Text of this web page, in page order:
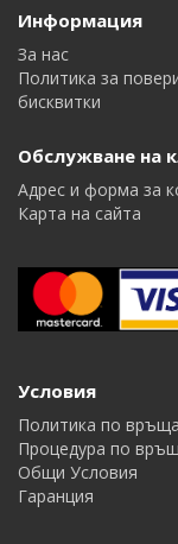
Информация
За нас
Политика за
бисквитки
Обслужване на
Адрес и форма за
Карта на сайта
Условия
Политика по
Процедура по
Общи Условия
Гаранция